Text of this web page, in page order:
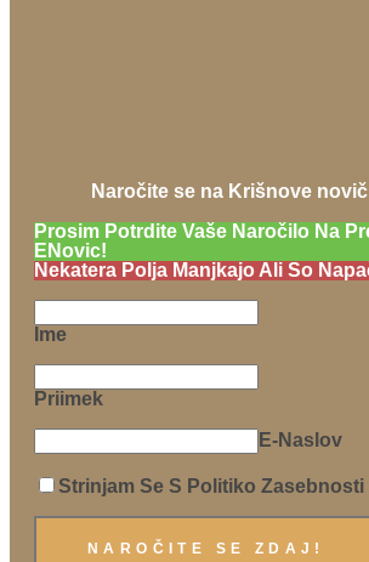
Naročite se na Krišnove
Prosim Potrdite Vaše Naročilo Na
ENovic!
Nekatera Polja Manjkajo Ali So
Ime
Priimek
E-Naslov
Strinjam Se S Politiko Zasebnosti